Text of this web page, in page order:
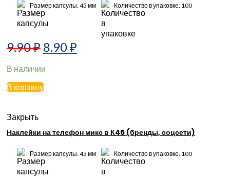
Размер капсулы: 45 мм Количество в упаковке: 100
9.90₽ 8.90₽
В наличии
В корзину
Закрыть
Наклейки на телефон микс в К45 (бренды, соцсети)
Размер капсулы: 45 мм Количество в упаковке: 100